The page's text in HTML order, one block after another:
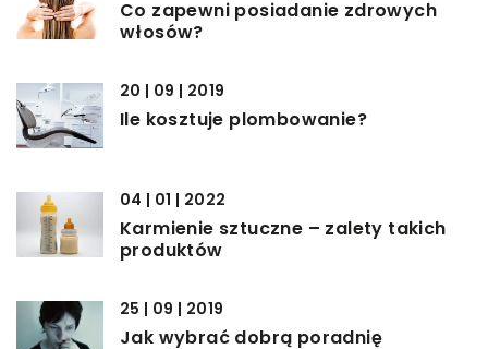
Co zapewni posiadanie zdrowych
włosów?
20 | 09 | 2019
Ile kosztuje plombowanie?
04 | 01 | 2022
Karmienie sztuczne – zalety takich
produktów
25 | 09 | 2019
Jak wybrać dobrą poradnię